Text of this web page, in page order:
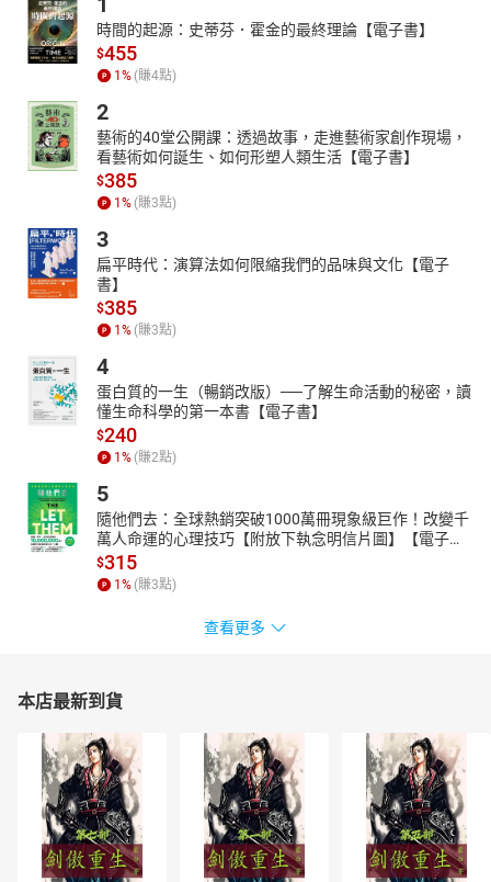
03孤傲的大師：追求完美的塞尚
時間的起源：史蒂芬．霍金的最終理論【電子書】
$455
1 % (賺4點)
2
藝術的40堂公開課：透過故事，走進藝術家創作現場，
看藝術如何誕生、如何形塑人類生活【電子書】
$385
1 % (賺3點)
3
扁平時代：演算法如何限縮我們的品味與文化【電子
書】
$385
1 % (賺3點)
4
蛋白質的一生（暢銷改版）──了解生命活動的秘密，讀
懂生命科學的第一本書【電子書】
$240
1 % (賺2點)
5
隨他們去：全球熱銷突破1000萬冊現象級巨作！改變千
萬人命運的心理技巧【附放下執念明信片圖】【電子
書】
$315
1 % (賺3點)
查看更多
本店最新到貨